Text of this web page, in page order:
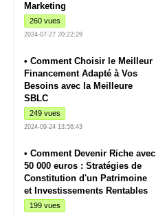
Marketing
260 vues
2024-07-27 20:22:29
• Comment Choisir le Meilleur
Financement Adapté à Vos
Besoins avec la Meilleure
SBLC
249 vues
2024-09-24 13:56:43
• Comment Devenir Riche avec
50 000 euros : Stratégies de
Constitution d'un Patrimoine
et Investissements Rentables
199 vues